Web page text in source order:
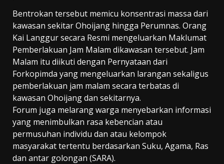
Bentrokan tersebut memicu konsentrasi massa dari
kawasan sekitar Ohoijang hingga Perumnas. Orang
Kai Langgur secara Resmi mengeluarkan Maklumat
Pemberlakuan Jam Malam dikawasan tersebut. Jam
Malam itu diikuti dengan Pernyataan dari
Forkopimda yang mengeluarkan larangan sekaligus
pemberlakuan jam malam secara terbatas di
kawasan Ohoijang dan sekitarnya.
Forum juga melarang warga menyebarkan informasi
yang menimbulkan rasa kebencian atau
permusuhan individu dan atau kelompok
masyarakat tertentu berdasarkan Suku, Agama, Ras
dan antar golongan (SARA).